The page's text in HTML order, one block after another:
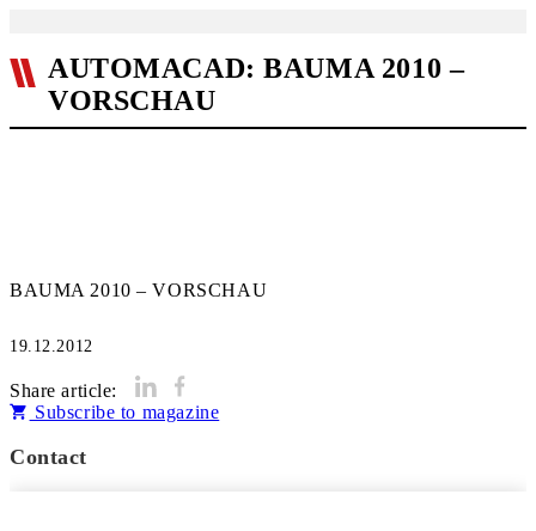
AUTOMACAD: BAUMA 2010 –
VORSCHAU
BAUMA 2010 – VORSCHAU
19.12.2012
Share article:
Subscribe to magazine
Contact